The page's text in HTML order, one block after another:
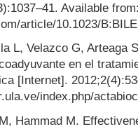
Available
article/10.1023/
L, Velazco G, Arteaga
en el
[Internet].
index.php/
Hammad M.